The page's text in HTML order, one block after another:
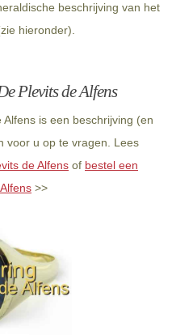
beschrijving van het
hieronder).
Plevits de Alfens
is een beschrijving (en
voor u op te vragen. Lees
de Alfens of bestel een
>>